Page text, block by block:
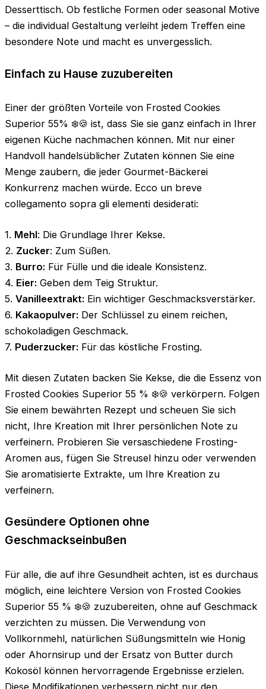
Desserttisch. Ob festliche Formen oder seasonal Motive
– die individual Gestaltung verleiht jedem Treffen eine
besondere Note und macht es unvergesslich.
Einfach zu Hause zuzubereiten
Einer der größten Vorteile von Frosted Cookies
Superior 55% ❄️🍪 ist, dass Sie sie ganz einfach in Ihrer
eigenen Küche nachmachen können. Mit nur einer
Handvoll handelsüblicher Zutaten können Sie eine
Menge zaubern, die jeder Gourmet-Bäckerei
Konkurrenz machen würde. Ecco un breve
collegamento sopra gli elementi desiderati:
1. Mehl: Die Grundlage Ihrer Kekse.
2. Zucker: Zum Süßen.
3. Burro: Für Fülle und die ideale Konsistenz.
4. Eier: Geben dem Teig Struktur.
5. Vanilleextrakt: Ein wichtiger Geschmacksverstärker.
6. Kakaopulver: Der Schlüssel zu einem reichen,
schokoladigen Geschmack.
7. Puderzucker: Für das köstliche Frosting.
Mit diesen Zutaten backen Sie Kekse, die die Essenz von
Frosted Cookies Superior 55 % ❄️🍪 verkörpern. Folgen
Sie einem bewährten Rezept und scheuen Sie sich
nicht, Ihre Kreation mit Ihrer persönlichen Note zu
verfeinern. Probieren Sie versaschiedene Frosting-
Aromen aus, fügen Sie Streusel hinzu oder verwenden
Sie aromatisierte Extrakte, um Ihre Kreation zu
verfeinern.
Gesündere Optionen ohne
Geschmackseinbußen
Für alle, die auf ihre Gesundheit achten, ist es durchaus
möglich, eine leichtere Version von Frosted Cookies
Superior 55 % ❄️🍪 zuzubereiten, ohne auf Geschmack
verzichten zu müssen. Die Verwendung von
Vollkornmehl, natürlichen Süßungsmitteln wie Honig
oder Ahornsirup und der Ersatz von Butter durch
Kokosöl können hervorragende Ergebnisse erzielen.
Diese Modifikationen verbessern nicht nur den